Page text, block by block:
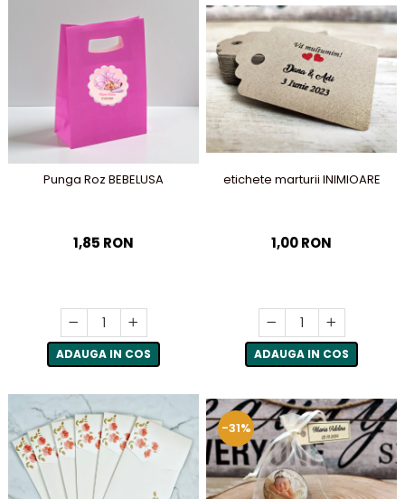
Punga Roz BEBELUSA
1,85 RON
ADAUGA IN COS
etichete marturii INIMIOARE
1,00 RON
ADAUGA IN COS
-31%